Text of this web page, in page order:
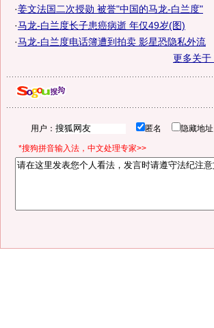
·姜文法国二次授勋 被誉"中国的马龙-白兰度"
·马龙-白兰度长子患癌病逝 年仅49岁(图)
·马龙-白兰度电话簿遭到拍卖 影星恐隐私外流
更多关于
用户： 匿名 隐藏地
*搜狗拼音输入法，中文处理专家>>